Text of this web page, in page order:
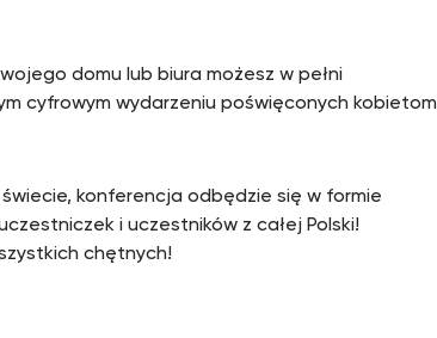
domu lub biura możesz w pełni
cyfrowym wydarzeniu poświęconych kobietom
konferencja odbędzie się w formie
i uczestników z całej Polski!
chętnych!